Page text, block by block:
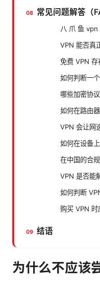
常见问题解答（
八 爪 鱼 vpn
VPN 能否真
免费 VPN 存
如何判断一
哪些加密协议
如何在路由
VPN 会让网
如何在设备
在中国的合
VPN 是否能
如何判断
购买 VPN 时
结语
为什么不应该